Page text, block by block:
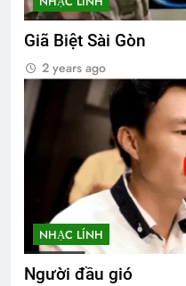
Giã Biệt Sài Gòn
2 years ago
NHẠC LÍNH
Người đầu gió